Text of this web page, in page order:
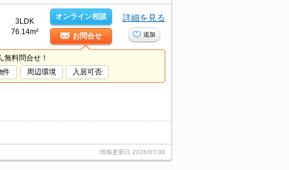
3LDK
76.14m²
オンライン相談
お問合せ
詳細を見る
追加
無料問合せ！
件 周辺環境 入居可否
情報更新日 2026/07/30